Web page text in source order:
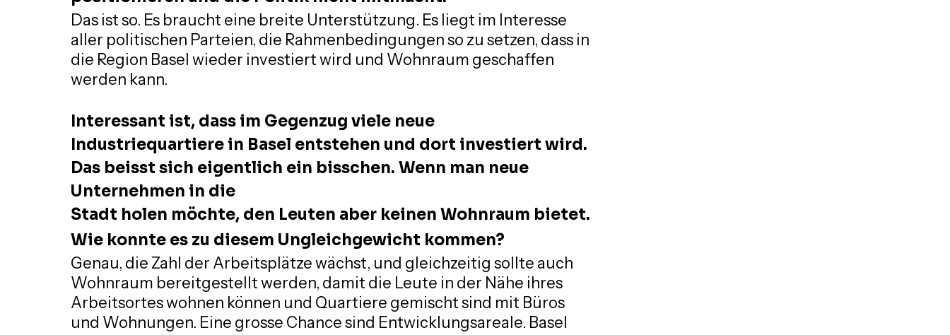
Das ist so. Es braucht eine breite Unterstützung. Es liegt im Interesse
aller politischen Parteien, die Rahmenbedingungen so zu setzen, dass in
die Region Basel wieder investiert wird und Wohnraum geschaffen
werden kann.
Interessant ist, dass im Gegenzug viele neue
Industriequartiere in Basel entstehen und dort investiert wird.
Das beisst sich eigentlich ein bisschen. Wenn man neue
Unternehmen in die
Stadt holen möchte, den Leuten aber keinen Wohnraum bietet.
Wie konnte es zu diesem Ungleichgewicht kommen?
Genau, die Zahl der Arbeitsplätze wächst, und gleichzeitig sollte auch
Wohnraum bereitgestellt werden, damit die Leute in der Nähe ihres
Arbeitsortes wohnen können und Quartiere gemischt sind mit Büros
und Wohnungen. Eine grosse Chance sind Entwicklungsareale. Basel